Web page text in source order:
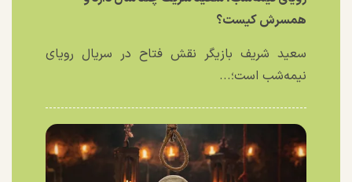
همسرش کیست؟
سعید شریف بازیگر نقش فتاح در سریال رویای
نیمه‌شب است؛...